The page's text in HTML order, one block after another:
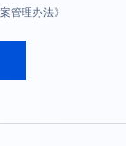
管理办法》